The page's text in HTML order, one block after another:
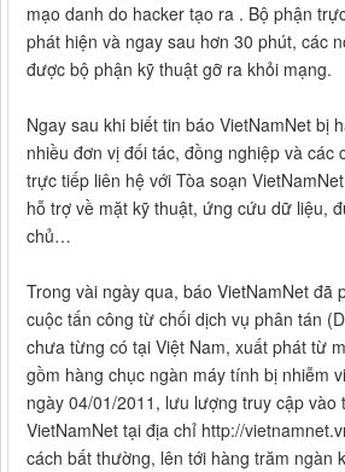
mạo danh do hacker tạo ra . Bộ phận
phát hiện và ngay sau hơn 30 phút, các
được bộ phận kỹ thuật gỡ ra khỏi mạng.
Ngay sau khi biết tin báo VietNamNet bị
nhiều đơn vị đối tác, đồng nghiệp và các
trực tiếp liên hệ với Tòa soạn
hỗ trợ về mặt kỹ thuật, ứng cứu dữ liệu,
chủ…
Trong vài ngày qua, báo VietNamNet đã
cuộc tấn công từ chối dịch vụ phân tán
chưa từng có tại Việt Nam, xuất phát từ
gồm hàng chục ngàn máy tính bị nhiễm
ngày 04/01/2011, lưu lượng truy cập vào
VietNamNet tại địa chỉ http://
cách bất thường, lên tới hàng trăm ngàn